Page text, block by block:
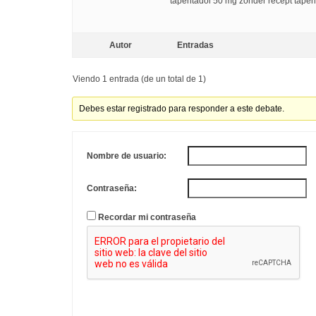
Autor Entradas
Viendo 1 entrada (de un total de 1)
Debes estar registrado para responder a este debate.
Nombre de usuario:
Contraseña:
Recordar mi contraseña